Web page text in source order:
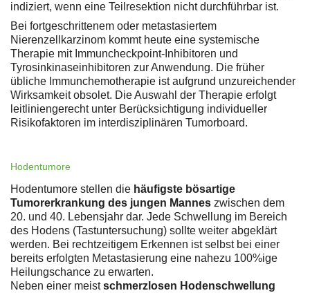
indiziert, wenn eine Teilresektion nicht durchführbar ist.
Bei fortgeschrittenem oder metastasiertem
Nierenzellkarzinom kommt heute eine systemische
Therapie mit Immuncheckpoint-Inhibitoren und
Tyrosinkinaseinhibitoren zur Anwendung. Die früher
übliche Immunchemotherapie ist aufgrund unzureichender
Wirksamkeit obsolet. Die Auswahl der Therapie erfolgt
leitliniengerecht unter Berücksichtigung individueller
Risikofaktoren im interdisziplinären Tumorboard.
Hodentumore
Hodentumore stellen die häufigste bösartige
Tumorerkrankung des jungen Mannes zwischen dem
20. und 40. Lebensjahr dar. Jede Schwellung im Bereich
des Hodens (Tastuntersuchung) sollte weiter abgeklärt
werden. Bei rechtzeitigem Erkennen ist selbst bei einer
bereits erfolgten Metastasierung eine nahezu 100%ige
Heilungschance zu erwarten.
Neben einer meistschmerzlosen Hodenschwellung